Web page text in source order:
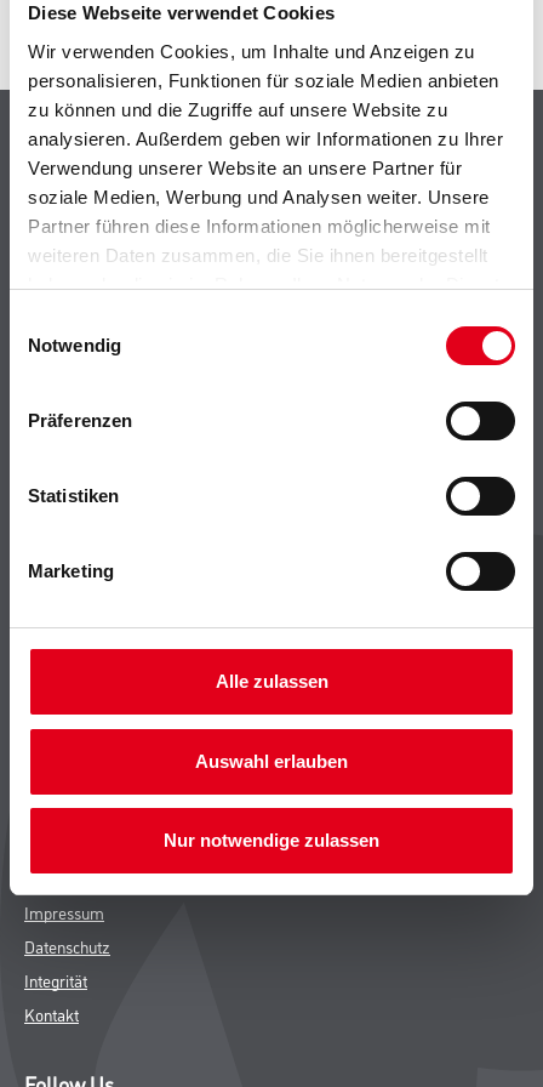
Diese Webseite verwendet Cookies
Wir verwenden Cookies, um Inhalte und Anzeigen zu
personalisieren, Funktionen für soziale Medien anbieten
zu können und die Zugriffe auf unsere Website zu
analysieren. Außerdem geben wir Informationen zu Ihrer
Verwendung unserer Website an unsere Partner für
soziale Medien, Werbung und Analysen weiter. Unsere
Partner führen diese Informationen möglicherweise mit
weiteren Daten zusammen, die Sie ihnen bereitgestellt
haben oder die sie im Rahmen Ihrer Nutzung der Dienste
Notwendig
Präferenzen
Statistiken
Marketing
Alle zulassen
Auswahl erlauben
Nur notwendige zulassen
Shop
Farbe
WDV-Systeme
Wand- & Deckenbeläge
Verbrauchsmaterialien
CMS Gruppe
Leistungen
Sortiment
FAQ
Rechtliches
Nutzungsbedingungen
Impressum
Datenschutz
Integrität
Kontakt